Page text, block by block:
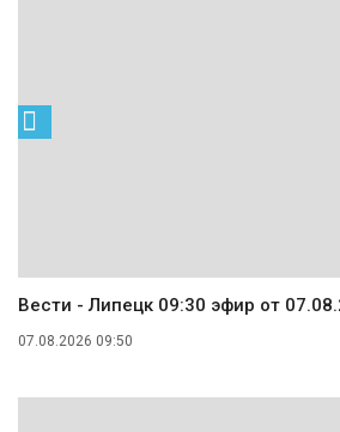
Вести - Липецк 09:30 эфир от
07.08.2026 09:50